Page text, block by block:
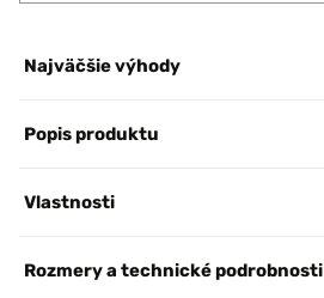
Najväčšie výhody
Popis produktu
Vlastnosti
Rozmery a technické podrobnosti